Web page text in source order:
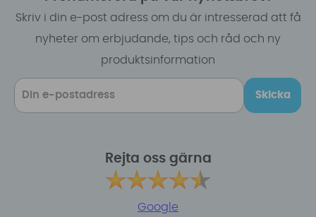
Skriv i din e-post adress om du är intresserad att få
nyheter om erbjudande, tips och råd och ny
produktsinformation
Skicka
Rejta oss gärna
Google